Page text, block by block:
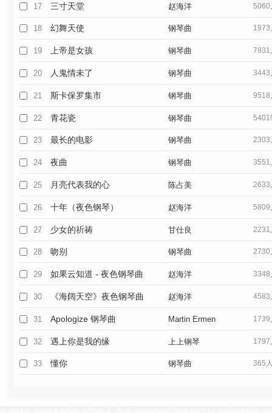
17 三寸天堂 赵海洋 5060
18 幻舞天使 钢琴曲 1973
19 上帝是女孩 钢琴曲 7831
20 人鬼情未了 钢琴曲 3443
21 斯卡保罗集市 钢琴曲 9518
22 青花瓷 钢琴曲
23 最长的电影 钢琴曲 2303
24 夜曲 钢琴曲 3551
25 月亮代表我的心 陈占美 2633
26 十年（夜色钢琴） 赵海洋 5809
27 少女的祈祷 甘仕良 2231
28 吻别 钢琴曲 2730
29 如果云知道 - 夜色钢琴曲 赵海洋 3348
30 《海阔天空》夜色钢琴曲 赵海洋 4583
31 Apologize 钢琴曲 Martin Ermen 1739
32 遇上你是我的缘 上上钢琴 1797
33 懂你 钢琴曲 365